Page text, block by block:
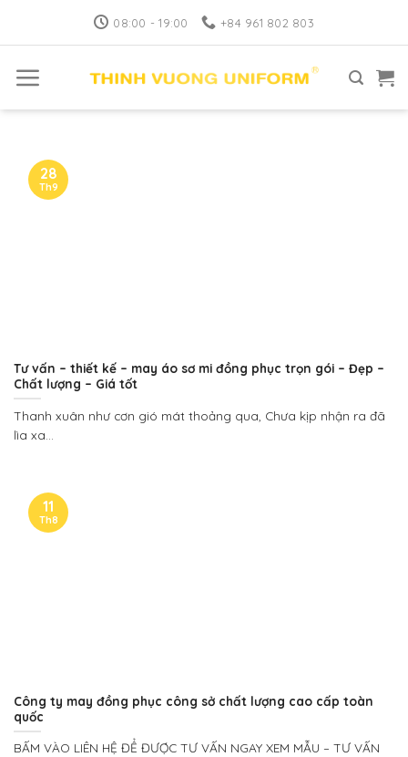
08:00 - 19:00 +84 961 802 803
Tư vấn – thiết kế – may áo sơ mi đồng phục trọn gói – Đẹp –
Chất lượng – Giá tốt
Thanh xuân như cơn gió mát thoảng qua, Chưa kịp nhận ra đã
lìa xa...
28
Th9
Công ty may đồng phục công sở chất lượng cao cấp toàn
quốc
BẤM VÀO LIÊN HỆ ĐỂ ĐƯỢC TƯ VẤN NGAY XEM MẪU – TƯ VẤN
11
Th8